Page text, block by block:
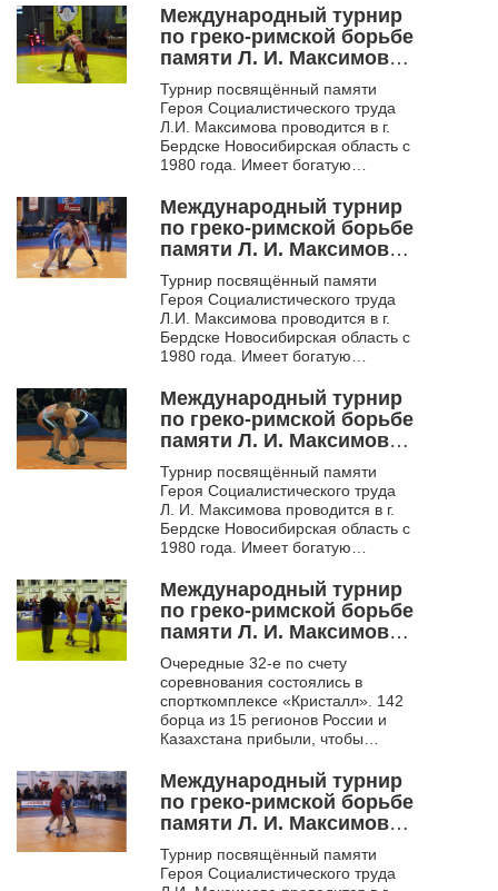
юношей. На этом турнире
побеждали в своё время
Олимпий...
Международный турнир
по греко-римской борьбе
памяти Л. И. Максимова.
Бердск. 2009. 2Ч
Турнир посвящённый памяти
Героя Социалистического труда
Л.И. Максимова проводится в г.
Бердске Новосибирская область с
1980 года. Имеет богатую
борцы начинали свой
спортивны...
Международный турнир
по греко-римской борьбе
памяти Л. И. Максимова.
Бердск. 2009. 3Ч. Финал
Турнир посвящённый памяти
Героя Социалистического труда
Л.И. Максимова проводится в г.
Бердске Новосибирская область с
1980 года. Имеет богатую
борцы начинали свой
спортивны...
Международный турнир
по греко-римской борьбе
памяти Л. И. Максимова.
Бердск. 2010
Турнир посвящённый памяти
Героя Социалистического труда
Л. И. Максимова проводится в г.
Бердске Новосибирская область с
1980 года. Имеет богатую
борцы начинали свой спортивн...
Международный турнир
по греко-римской борьбе
памяти Л. И. Максимова.
Бердск. 2011
Очередные 32-е по счету
соревнования состоялись в
спорткомплексе «Кристалл». 142
борца из 15 регионов России и
Казахстана прибыли, чтобы
Отлично показали себя бердские
борцы,...
Международный турнир
по греко-римской борьбе
памяти Л. И. Максимова.
Бердск. 2011. Ч1
Турнир посвящённый памяти
Героя Социалистического труда